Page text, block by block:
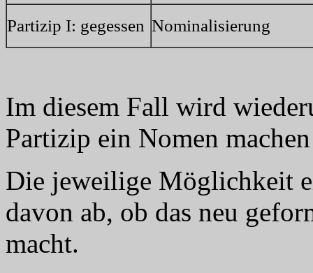
Partizip I: gegessen Nominalisierung
Im diesem Fall wird
Partizip ein Nomen
Die jeweilige Möglichkeit
davon ab, ob das neu
macht.